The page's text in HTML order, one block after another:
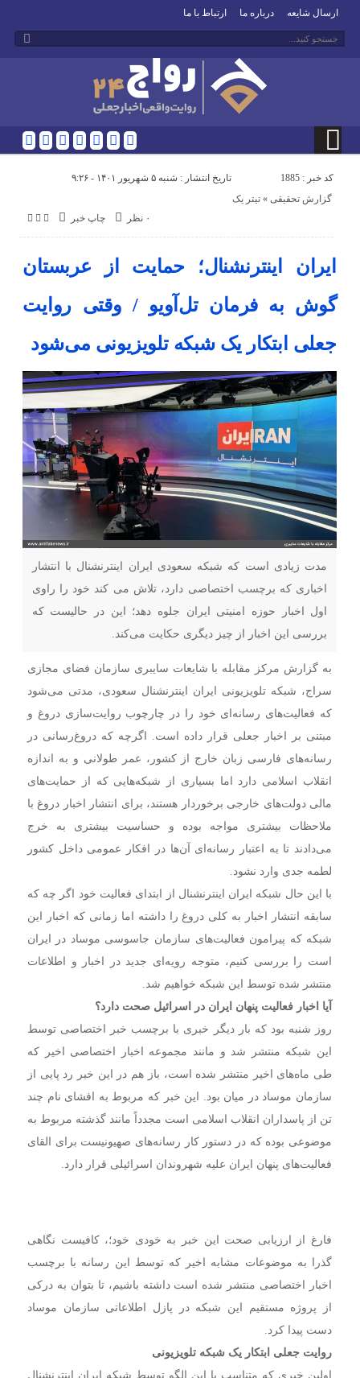
ارسال شایعه درباره ما ارتباط با ما
کد خبر : 1885 تاریخ انتشار : شنبه ۵ شهریور ۱۴۰۱ - ۹:۲۶
چاپ خبر ۰ نظر
تیتر یک « گزارش تحقیقی
ایران اینترنشنال؛ حمایت از عربستان
گوش به فرمان تل‌آویو / وقتی روایت
جعلی ابتکار یک شبکه تلویزیونی می‌شود
مدت زیادی است که شبکه سعودی ایران اینترنشنال با انتشار
اخباری که برچسب اختصاصی دارد، تلاش می کند خود را راوی
اول اخبار حوزه امنیتی ایران جلوه دهد؛ این در حالیست که
بررسی این اخبار از چیز دیگری حکایت می‌کند.
به گزارش مرکز مقابله با شایعات سایبری سازمان فضای مجازی
سراج، شبکه تلویزیونی ایران اینترنشنال سعودی، مدتی می‌شود
که فعالیت‌های رسانه‌ای خود را در چارچوب روایت‌سازی دروغ و
مبتنی بر اخبار جعلی قرار داده است. اگرچه که دروغ‌رسانی در
رسانه‌های فارسی زبان خارج از کشور،‌ عمر طولانی و به اندازه
انقلاب اسلامی دارد اما بسیاری از شبکه‌هایی که از حمایت‌های
مالی دولت‌های خارجی برخوردار هستند، برای انتشار اخبار دروغ با
ملاحظات بیشتری مواجه بوده و حساسیت بیشتری به خرج
می‌دادند تا به اعتبار رسانه‌ای آن‌ها در افکار عمومی داخل کشور
لطمه جدی وارد نشود.
با این حال شبکه ایران اینترنشنال از ابتدای فعالیت خود اگر چه که
سابقه انتشار اخبار به کلی دروغ را داشته اما زمانی که اخبار این
شبکه که پیرامون فعالیت‌های سازمان جاسوسی موساد در ایران
است را بررسی کنیم، متوجه رویه‌ای جدید در اخبار و اطلاعات
منتشر شده توسط این شبکه خواهیم شد.
آیا اخبار فعالیت پنهان ایران در اسرائیل صحت دارد؟
روز شنبه بود که بار دیگر خبری با برچسب خبر اختصاصی توسط
این شبکه منتشر شد و مانند مجموعه اخبار اختصاصی اخیر که
طی ماه‌های اخیر منتشر شده است، باز هم در این خبر رد پایی از
سازمان موساد در میان بود. این خبر که مربوط به افشای نام چند
تن از پاسداران انقلاب اسلامی است مجدداً مانند گذشته مربوط به
موضوعی بوده که در دستور کار رسانه‌های صهیونیست برای القای
فعالیت‌های پنهان ایران علیه شهروندان اسرائیلی قرار دارد.
فارغ از ارزیابی صحت این خبر به خودی خود؛، کافیست نگاهی
گذرا به موضوعات مشابه اخیر که توسط این رسانه با برچسب
اخبار اختصاصی منتشر شده است داشته باشیم، تا بتوان به درکی
از پروژه مستقیم این شبکه در پازل اطلاعاتی سازمان موساد
دست پیدا کرد.
روایت جعلی ابتکار یک شبکه تلویزیونی
اولین خبری که متناسب با این الگو توسط شبکه ایران اینترنشنال